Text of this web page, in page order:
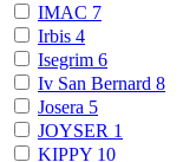
IMAC 7
Irbis 4
Isegrim 6
Iv San Bernard 8
Josera 5
JOYSER 1
KIPPY 10